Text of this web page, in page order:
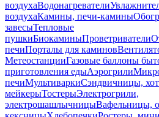
воздухаВодонагреватели
воздухаКамины, печи-камины
завесыТепловые
пушкиБиокаминыПроветриватели
печиПорталы для каминов
МетеостанцииГазовые баллоны
приготовления едыАэрогрили
печиМультиваркиСэндвичницы,
мейкерыТостерыЭлектрогрили,
электрошашлычницыВафельницы,